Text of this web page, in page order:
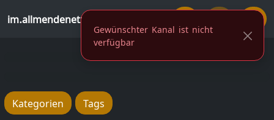
Gewünschter Kanal ist nicht
verfügbar
im.allmendenetz.de
Kategorien Tags